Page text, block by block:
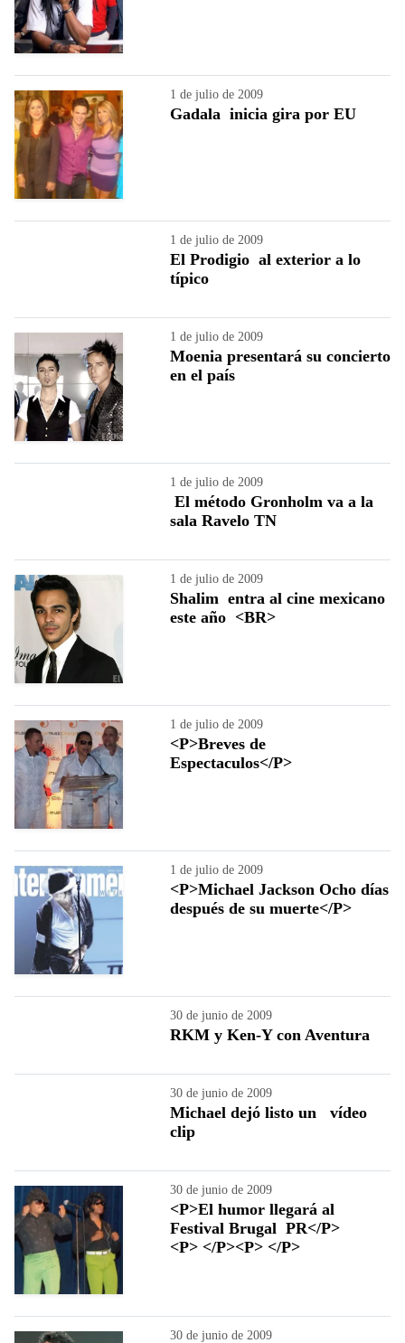
1 de julio de 2009
Gadala inicia gira por EU
1 de julio de 2009
El Prodigio al exterior a lo
típico
1 de julio de 2009
Moenia presentará su concierto
en el país
1 de julio de 2009
El método Gronholm va a la
sala Ravelo TN
1 de julio de 2009
Shalim entra al cine mexicano
este año <BR>
1 de julio de 2009
<P>Breves de
Espectaculos</P>
1 de julio de 2009
<P>Michael Jackson Ocho días
después de su muerte</P>
30 de junio de 2009
RKM y Ken-Y con Aventura
30 de junio de 2009
Michael dejó listo un vídeo
clip
30 de junio de 2009
<P>El humor llegará al
Festival Brugal PR</P>
<P> </P><P> </P>
30 de junio de 2009